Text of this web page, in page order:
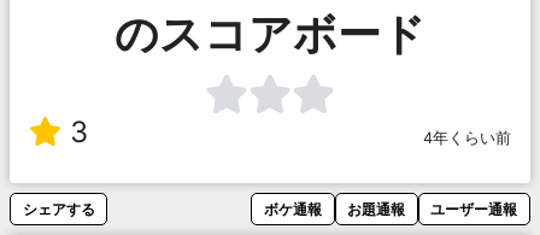
のスコアボード
3 4年くらい前
シェアする ボケ通報 お題通報 ユーザー通報